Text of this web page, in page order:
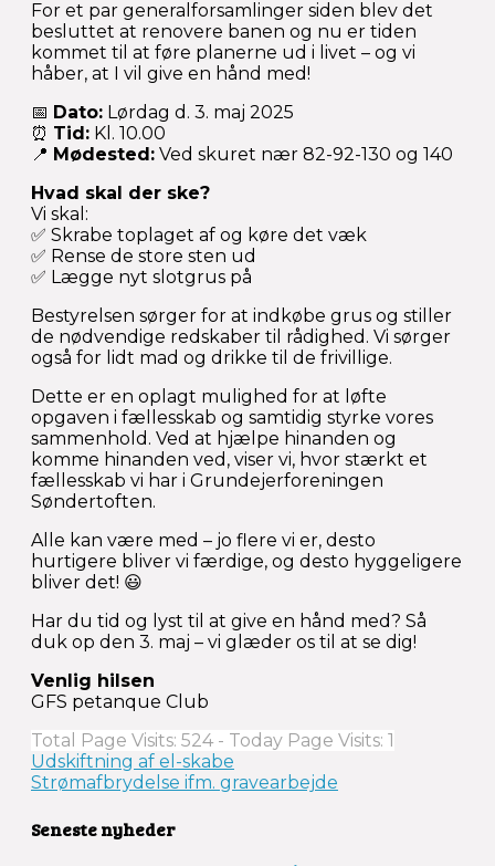
For et par generalforsamlinger siden blev det
besluttet at renovere banen og nu er tiden
kommet til at føre planerne ud i livet – og vi
håber, at I vil give en hånd med!
📅 Dato: Lørdag d. 3. maj 2025
⏰ Tid: Kl. 10.00
📍 Mødested: Ved skuret nær 82-92-130 og 140
Hvad skal der ske?
Vi skal:
✅ Skrabe toplaget af og køre det væk
✅ Rense de store sten ud
✅ Lægge nyt slotgrus på
Bestyrelsen sørger for at indkøbe grus og stiller
de nødvendige redskaber til rådighed. Vi sørger
også for lidt mad og drikke til de frivillige.
Dette er en oplagt mulighed for at løfte
opgaven i fællesskab og samtidig styrke vores
sammenhold. Ved at hjælpe hinanden og
komme hinanden ved, viser vi, hvor stærkt et
fællesskab vi har i Grundejerforeningen
Søndertoften.
Alle kan være med – jo flere vi er, desto
hurtigere bliver vi færdige, og desto hyggeligere
bliver det! 😃
Har du tid og lyst til at give en hånd med? Så
duk op den 3. maj – vi glæder os til at se dig!
Venlig hilsen
GFS petanque Club
Total Page Visits: 524 - Today Page Visits: 1
Indlægsnavigation
Udskiftning af el-skabe
Strømafbrydelse ifm. gravearbejde
Seneste nyheder